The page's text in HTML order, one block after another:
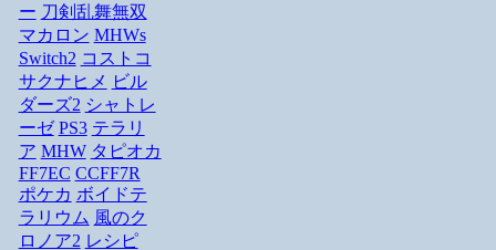
ー 刀剣乱舞無双
マカロン MHWs
Switch2 コストコ
サクナヒメ ビル
ダーズ2 シャトレ
ーゼ PS3 テラリ
ア MHW タピオカ
FF7EC CCFF7R
ポケカ ボイドテ
ラリウム 風のク
ロノア2 レシピ